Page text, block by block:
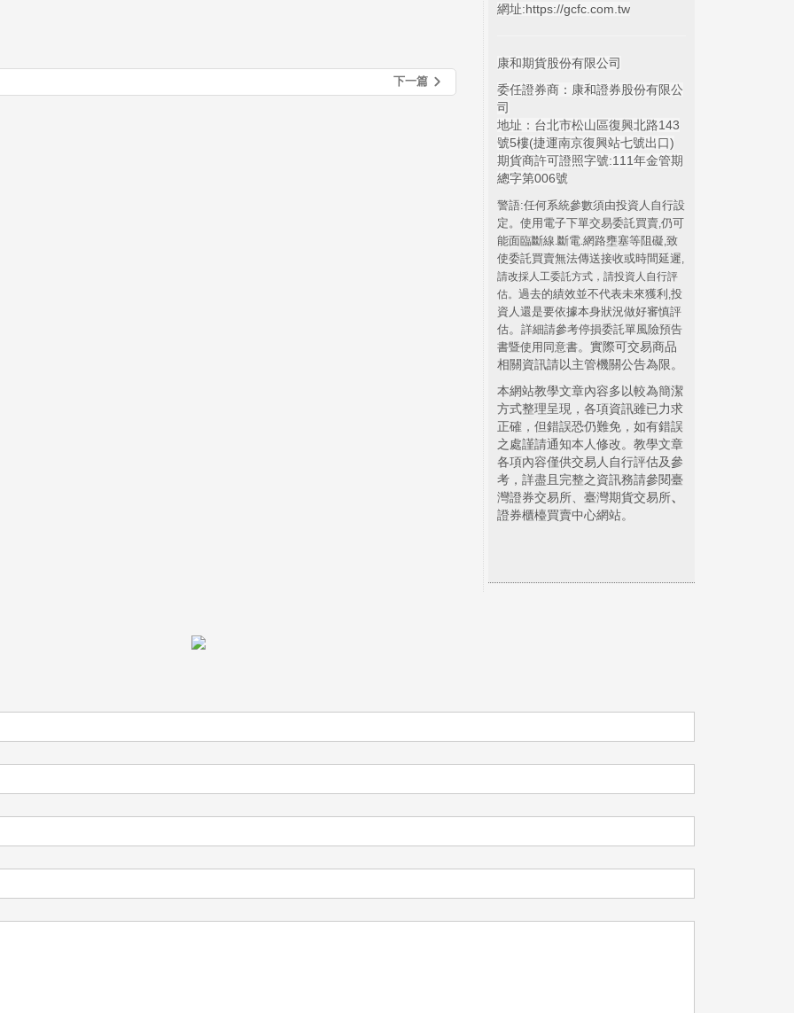
下一篇
網址:https://gcfc.com.tw
康和期貨股份有限公司
委任證券商：康和證券股份有限公
司
地址：台北市松山區復興北路143
號5樓(捷運南京復興站七號出口)
期貨商許可證照字號:111年金管期
總字第006號
警語:任何系統參數須由投資人自行設
定。使用電子下單交易委託買賣,仍可
能面臨斷線.斷電.網路壅塞等阻礙,致
使委託買賣無法傳送接收或時間延遲,
請改採人工委託方式，請投資人自行評
估。過去的績效並不代表未來獲利 ,投
資人還是要依據本身狀況做好審慎評
估。詳細請參考停損委託單風險預告
書暨使用同意書。實際可交易商品
相關資訊請以主管機關公告為限。
本網站教學文章內容多以較為簡潔
方式整理呈現，各項資訊雖已力求
正確，但錯誤恐仍難免，如有錯誤
之處謹請通知本人修改。教學文章
各項內容僅供交易人自行評估及參
考，詳盡且完整之資訊務請參閱臺
灣證券交易所、臺灣期貨交易所、
證券櫃檯買賣中心網站。